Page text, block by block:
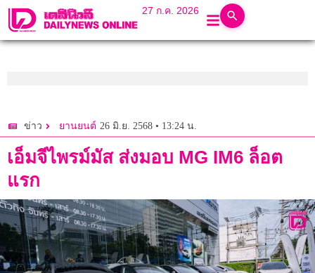
27 ก.ค. 2026
ข่าว ยานยนต์ 26 มิ.ย. 2568 • 13:24 น.
เอ็มจีไพรม์มัส ส่งมอบ MG IM6 ล็อต
แรก